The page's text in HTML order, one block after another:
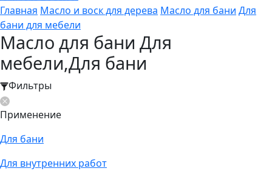
Главная Масло и воск для дерева Масло для бани Для
бани для мебели
Масло для бани Для
мебели,Для бани
Фильтры
Применение
Для бани
Для внутренних работ